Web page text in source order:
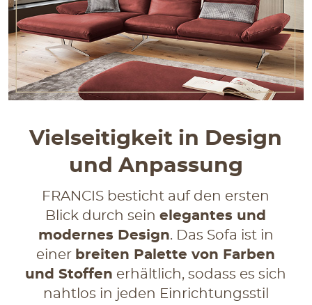
Vielseitigkeit in Design
und Anpassung
FRANCIS besticht auf den ersten
Blick durch seinelegantes und
modernes Design. Das Sofa ist in
einer breiten Palette von Farben
und Stoffen erhältlich, sodass es sich
nahtlos in jeden Einrichtungsstil